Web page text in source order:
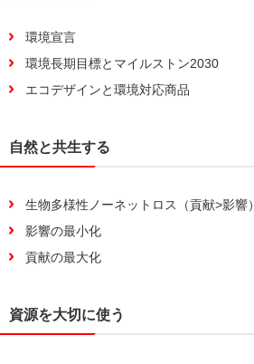
環境宣言
環境長期目標とマイルストン2030
エコデザインと環境対応商品
自然と共生する
生物多様性ノーネットロス（貢献>影響）
影響の最小化
貢献の最大化
資源を大切に使う